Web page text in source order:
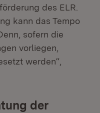
des ELR.
kann das Tempo
sofern die
vorliegen,
werden“,
der